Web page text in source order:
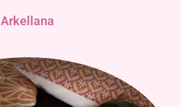
Arkellana